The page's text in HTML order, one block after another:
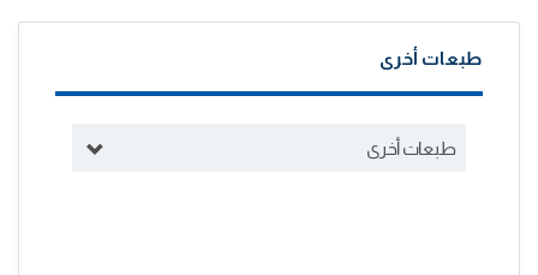
طبعات أخرى
طبعات أخرى